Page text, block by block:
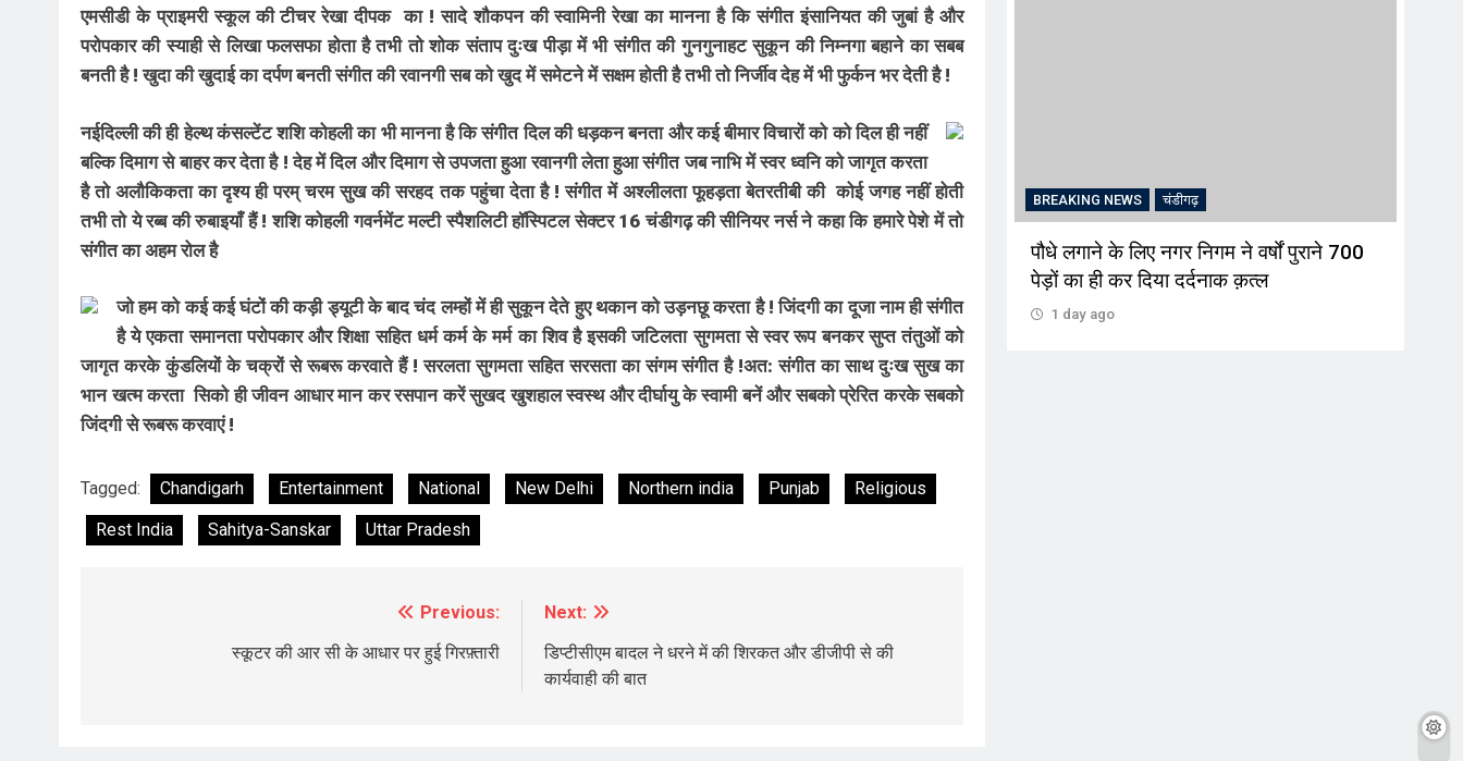
एमसीडी के प्राइमरी स्कूल की टीचर रेखा दीपक का ! सादे शौकपन की स्वामिनी रेखा का मानना है कि संगीत इंसानियत की जुबां है और
परोपकार की स्याही से लिखा फलसफा होता है तभी तो शोक संताप दुःख पीड़ा में भी संगीत की गुनगुनाहट सुकून की निम्नगा बहाने का सबब
बनती है ! खुदा की खुदाई का दर्पण बनती संगीत की रवानगी सब को खुद में समेटने में सक्षम होती है तभी तो निर्जीव देह में भी फुर्कन भर देती है !
नईदिल्ली की ही हेल्थ कंसल्टेंट शशि कोहली का भी मानना है कि संगीत दिल की धड़कन बनता और कई बीमार विचारों को को दिल ही नहीं
बल्कि दिमाग से बाहर कर देता है ! देह में दिल और दिमाग से उपजता हुआ रवानगी लेता हुआ संगीत जब नाभि में स्वर ध्वनि को जागृत करता
है तो अलौकिकता का दृश्य ही परम् चरम सुख की सरहद तक पहुंचा देता है ! संगीत में अश्लीलता फूहड़ता बेतरतीबी की कोई जगह नहीं होती
तभी तो ये रब्ब की रुबाइयाँ हैं ! शशि कोहली गवर्नमेंट मल्टी स्पैशलिटी हॉस्पिटल सेक्टर 16 चंडीगढ़ की सीनियर नर्स ने कहा कि हमारे पेशे में तो
संगीत का अहम रोल है
जो हम को कई कई घंटों की कड़ी ड्यूटी के बाद चंद लम्हों में ही सुकून देते हुए थकान को उड़नछू करता है ! जिंदगी का दूजा नाम ही संगीत
है ये एकता समानता परोपकार और शिक्षा सहित धर्म कर्म के मर्म का शिव है इसकी जटिलता सुगमता से स्वर रूप बनकर सुप्त तंतुओं को
जागृत करके कुंडलियों के चक्रों से रूबरू करवाते हैं ! सरलता सुगमता सहित सरसता का संगम संगीत है !अत: संगीत का साथ दुःख सुख का
भान खत्म करता सिको ही जीवन आधार मान कर रसपान करें सुखद खुशहाल स्वस्थ और दीर्घायु के स्वामी बनें और सबको प्रेरित करके सबको
जिंदगी से रूबरू करवाएं !
Tagged: Chandigarh Entertainment National New Delhi Northern india Punjab
Religious
Rest India
Sahitya-Sanskar Uttar Pradesh
Previous:
स्कूटर की आर सी के आधार पर हुई गिरफ़्तारी
Next:
डिप्टीसीएम बादल ने धरने में की शिरकत और डीजीपी से की
कार्यवाही की बात
BREAKING NEWS चंडीगढ़
सेंटर मुल्लांपुर न्यु चंडीगढ़ पहुंचें
1 day ago
BREAKING NEWS चंडीगढ़
पौधे लगाने के लिए नगर निगम ने वर्षों पुराने 700
पेड़ों का ही कर दिया दर्दनाक क़त्ल
1 day ago